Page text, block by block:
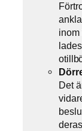
inom
Det